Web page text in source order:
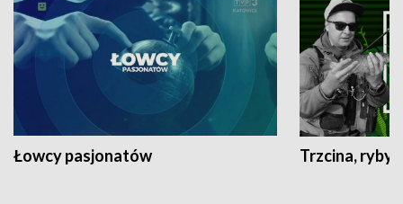
Łowcy pasjonatów Trzcina, ryby